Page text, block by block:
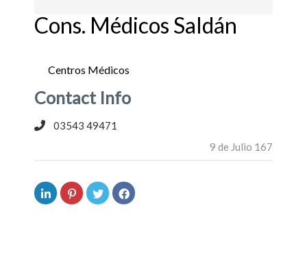
Cons. Médicos Saldán
Centros Médicos
Contact Info
03543 49471
9 de Julio 167